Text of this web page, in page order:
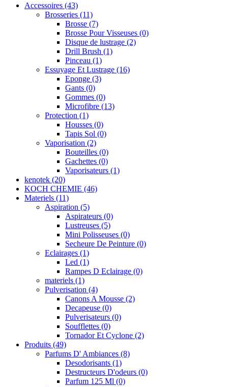
Accessoires (43)
Brosseries (11)
Brosse (7)
Brosse Pour Visseuses (0)
Disque de lustrage (2)
Drill Brush (1)
Pinceau (1)
Essuyage Et Lustrage (16)
Eponge (3)
Gants (0)
Gommes (0)
Microfibre (13)
Protection (1)
Housses (0)
Tapis Sol (0)
Vaporisation (2)
Bouteilles (0)
Gachettes (0)
Vaporisateurs (1)
kenotek (20)
KOCH CHEMIE (46)
Materiels (11)
Aspiration (5)
Aspirateurs (0)
Lustreuses (5)
Mini Polisseuses (0)
Secheure De Peinture (0)
Eclairages (1)
Led (1)
Rampes D Eclairage (0)
materiels (1)
Pulverisation (4)
Canons A Mousse (2)
Decapeuse (0)
Pulverisateurs (0)
Soufflettes (0)
Tornador Et Cyclone (2)
Produits (49)
Parfums D' Ambiances (8)
Desodorisants (1)
Destructeurs D'odeurs (0)
Parfum 125 Ml (0)